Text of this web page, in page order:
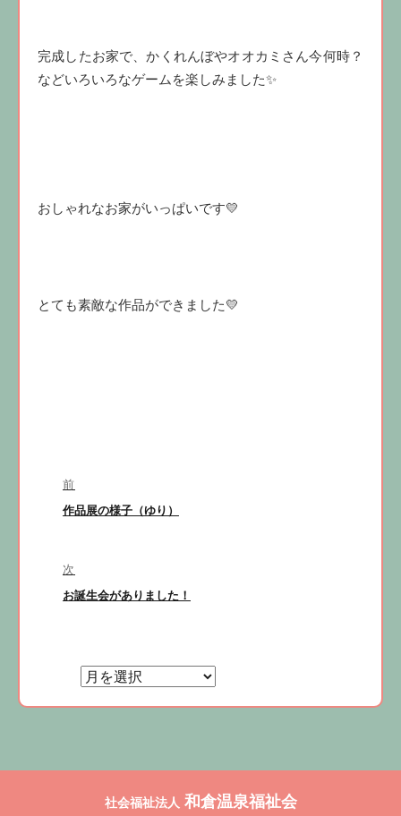
完成したお家で、かくれんぼやオオカミさん今何時？
などいろいろなゲームを楽しみました✨
おしゃれなお家がいっぱいです💛
とても素敵な作品ができました💛
稿
ナ
ゲ
ー
前
前
稿:
作品展の様子（ゆり）
次
次
お誕生会がありました！
社会福祉法人 和倉温泉福祉会